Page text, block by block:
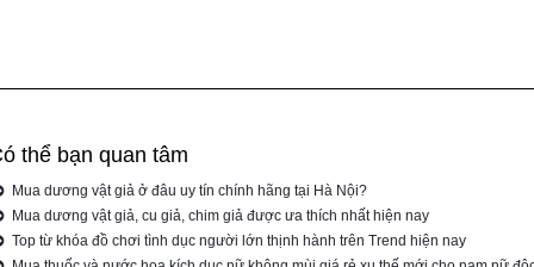
thể bạn quan tâm
Mua dương vật giả ở đâu uy tín chính hãng tại Hà Nội?
Mua dương vật giả, cu giả, chim giả được ưa thích nhất hiện nay
Top từ khóa đồ chơi tình dục người lớn thịnh hành trên Trend hiện nay